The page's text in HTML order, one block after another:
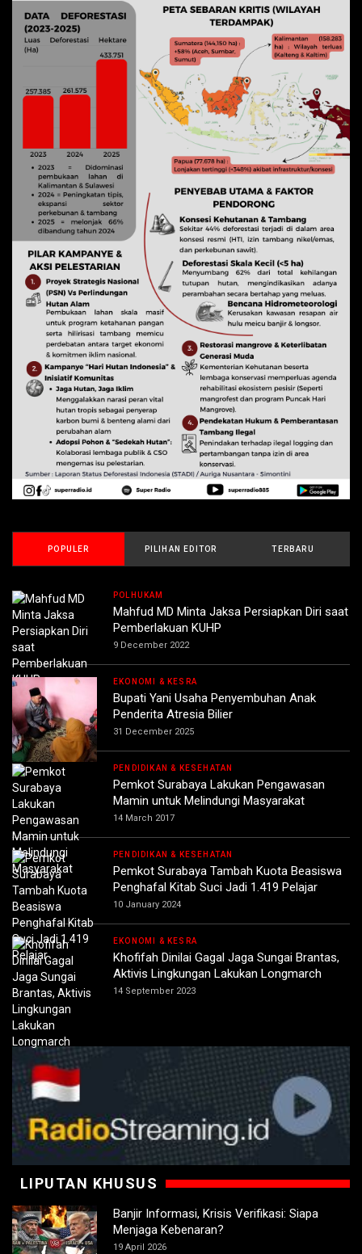
POPULER PILIHAN EDITOR TERBARU
POLHUKAM
Mahfud MD Minta Jaksa Persiapkan Diri saat
Pemberlakuan KUHP
9 December 2022
EKONOMI & KESRA
Bupati Yani Usaha Penyembuhan Anak
Penderita Atresia Bilier
31 December 2025
PENDIDIKAN & KESEHATAN
Pemkot Surabaya Lakukan Pengawasan
Mamin untuk Melindungi Masyarakat
14 March 2017
PENDIDIKAN & KESEHATAN
Pemkot Surabaya Tambah Kuota Beasiswa
Penghafal Kitab Suci Jadi 1.419 Pelajar
10 January 2024
EKONOMI & KESRA
Khofifah Dinilai Gagal Jaga Sungai Brantas,
Aktivis Lingkungan Lakukan Longmarch
14 September 2023
LIPUTAN KHUSUS
Banjir Informasi, Krisis Verifikasi: Siapa
Menjaga Kebenaran?
19 April 2026